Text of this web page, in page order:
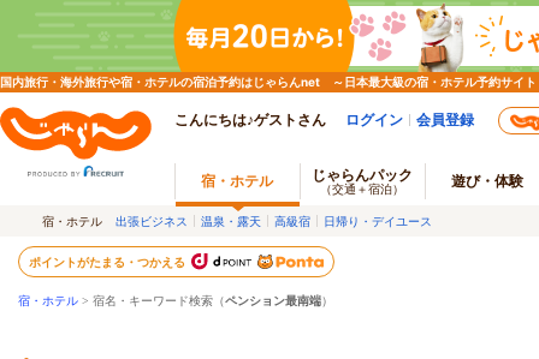
国内旅行・海外旅行や宿・ホテルの宿泊予約はじゃらんnet ～日本最大級の宿・ホテル予約サイト
こんにちは♪ゲストさん ログイン 会員登録
宿・ホテル じゃらんパック
（交通＋宿泊） 遊び・体験
宿・ホテル 出張ビジネス 温泉・露天 高級宿 日帰り・デイユース
ポイントがたまる・つかえる
宿・ホテル > 宿名・キーワード検索（ペンション最南端）